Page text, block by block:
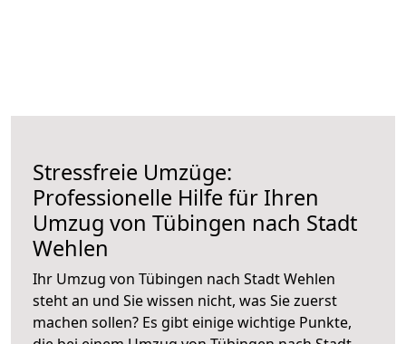
Stressfreie Umzüge:
Professionelle Hilfe für Ihren
Umzug von Tübingen nach Stadt
Wehlen
Ihr Umzug von Tübingen nach Stadt Wehlen
steht an und Sie wissen nicht, was Sie zuerst
machen sollen? Es gibt einige wichtige Punkte,